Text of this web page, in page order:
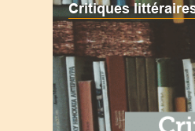
Critiques